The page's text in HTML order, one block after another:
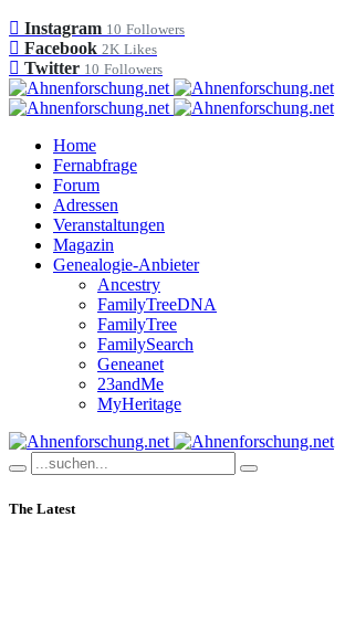
Instagram 10 Followers
Facebook 2K Likes
Twitter 10 Followers
Home
Fernabfrage
Forum
Adressen
Veranstaltungen
Magazin
Genealogie-Anbieter
Ancestry
FamilyTreeDNA
FamilyTree
FamilySearch
Geneanet
23andMe
MyHeritage
The Latest